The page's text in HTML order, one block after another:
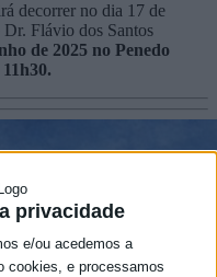
privacidade
e/ou acedemos a
cookies, e processamos
decorrer no dia 17 de
Flávio dos Santos
de 2025 no Penedo